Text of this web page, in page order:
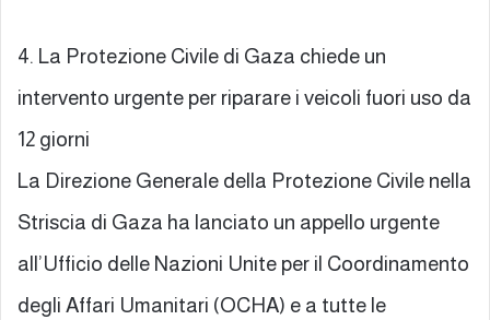
4. La Protezione Civile di Gaza chiede un
intervento urgente per riparare i veicoli fuori uso da
12 giorni
La Direzione Generale della Protezione Civile nella
Striscia di Gaza ha lanciato un appello urgente
all’Ufficio delle Nazioni Unite per il Coordinamento
degli Affari Umanitari (OCHA) e a tutte le